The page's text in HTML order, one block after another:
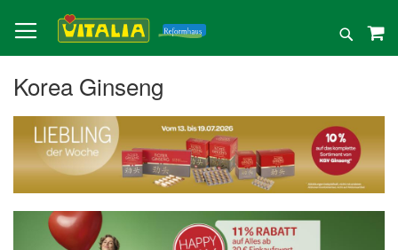
zum
Inhalt
Suche
Korea Ginseng